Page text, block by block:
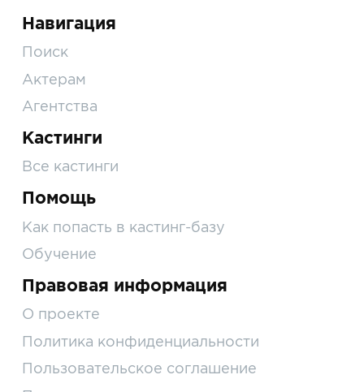
Навигация
Поиск
Актерам
Агентства
Кастинги
Все кастинги
Помощь
Как попасть в кастинг-базу
Обучение
Правовая информация
О проекте
Политика конфиденциальности
Пользовательское соглашение